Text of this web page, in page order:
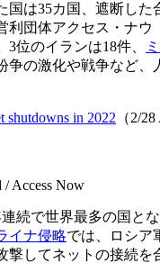
は35カ国、遮断し
利団体アクセス・ナウ
位のイランは18件、
の激化や戦争など
shutdowns in 2022 （2/
/ Access Now
続で世界最多の国と
イナ侵略では、ロシア
してネットの接続を